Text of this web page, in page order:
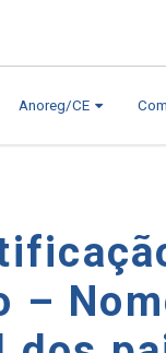
Anoreg/CE
–